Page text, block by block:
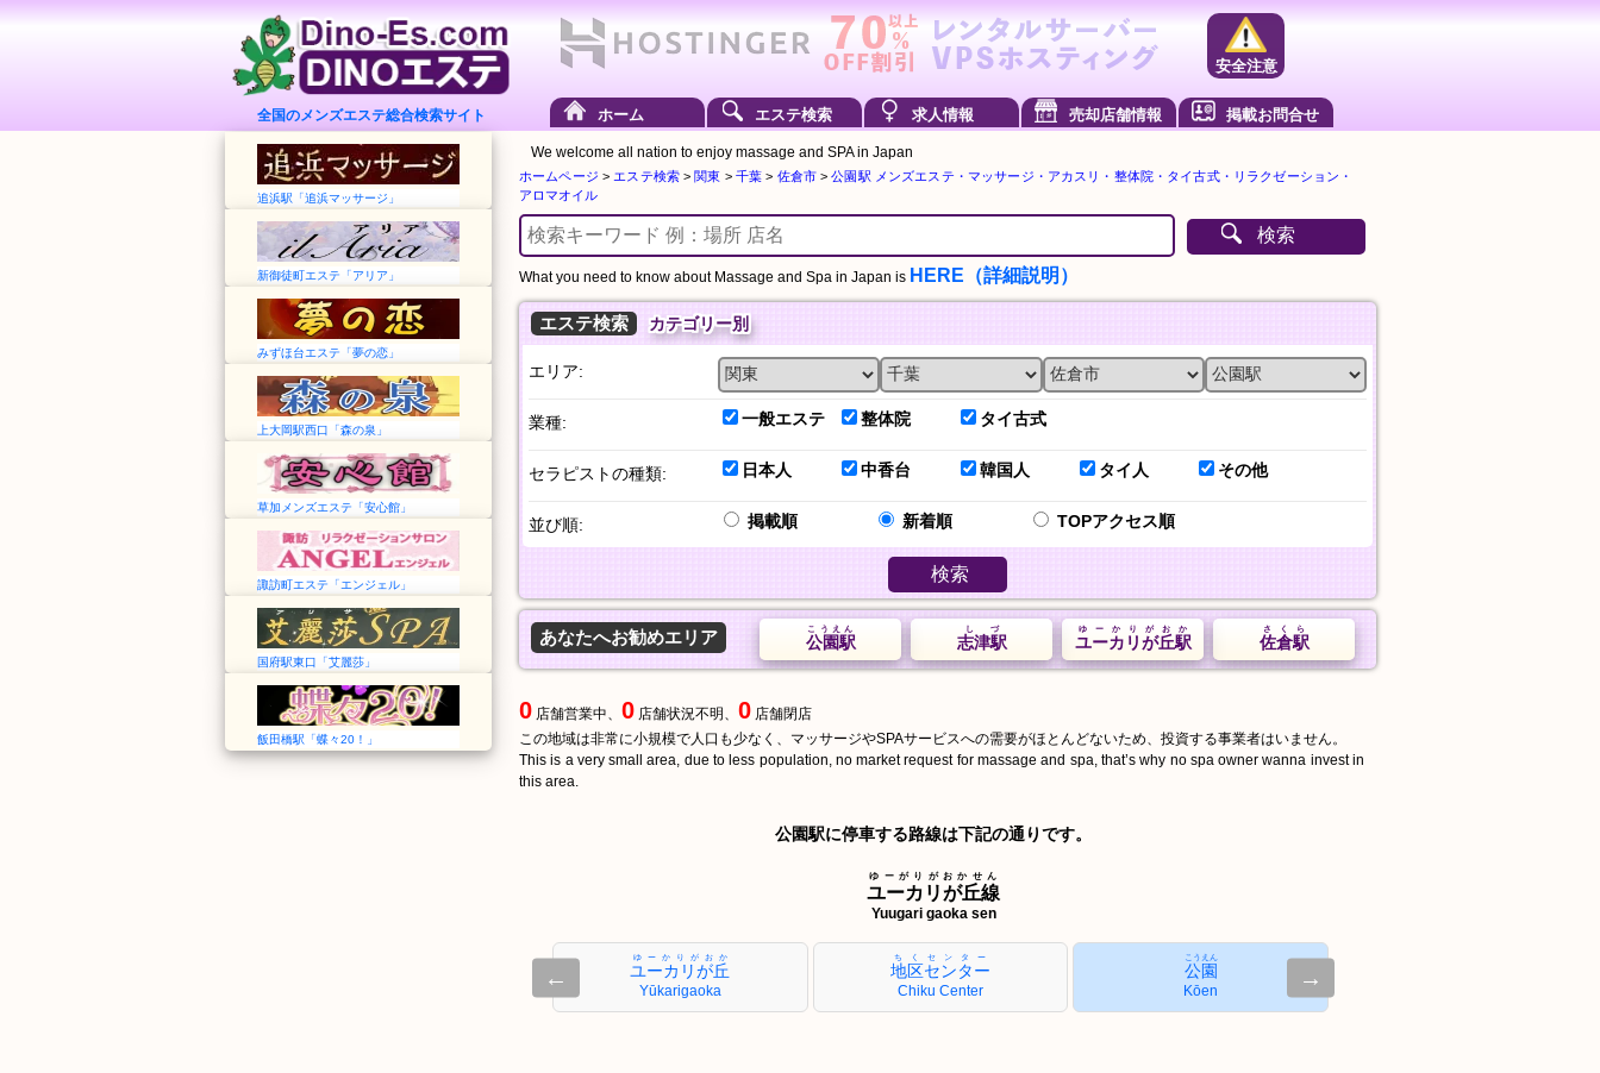
全国のメンズエステ総合検索サイト
安全注意
ホーム エステ検索 求人情報 売却店舗情報 掲載お問合せ
追浜駅「追浜マッサージ」
新御徒町エステ「アリア」
みずほ台エステ「夢の恋」
上大岡駅西口「森の泉」
草加メンズエステ「安心館」
諏訪町エステ「エンジェル」
国府駅東口「艾麗莎」
飯田橋駅「蝶々20！」
We welcome all nation to enjoy massage and SPA in Japan
ホームページ > エステ検索>関東 > 千葉 > 佐倉市>公園駅 メンズエステ・マッサージ・アカスリ・整体院・タイ古式・リラクゼーション・
アロマオイル
検索
What you need to know about Massage and Spa in Japan is HERE（詳細説明）
エステ検索 カテゴリー別
エリア:
業種: 一般エステ 整体院 タイ古式
セラピストの種類: 日本人 中香台 韓国人 タイ人 その他
並び順: 掲載順 新着順 TOPアクセス順
検索
あなたへお勧めエリア 佐倉駅
さくら
ユーカリが丘駅
ゆーかりがおか
志津駅
しづ
公園駅
こうえん
0 店舗営業中、 0 店舗状況不明、 0 店舗閉店
この地域は非常に小規模で人口も少なく、マッサージやSPAサービスへの需要がほとんどないため、投資する事業者はいません。
This is a very small area, due to less population, no market request for massage and spa, that’s why no spa owner wanna invest in
this area.
公園駅に停車する路線は下記の通りです。
ユーカリが丘線
ゆーがりがおかせん
Yuugari gaoka sen
← ユーカリが丘
ゆーかりがおか
Yūkarigaoka
地区センター
ちくセンター
Chiku Center
公園
こうえん
Kōen
→